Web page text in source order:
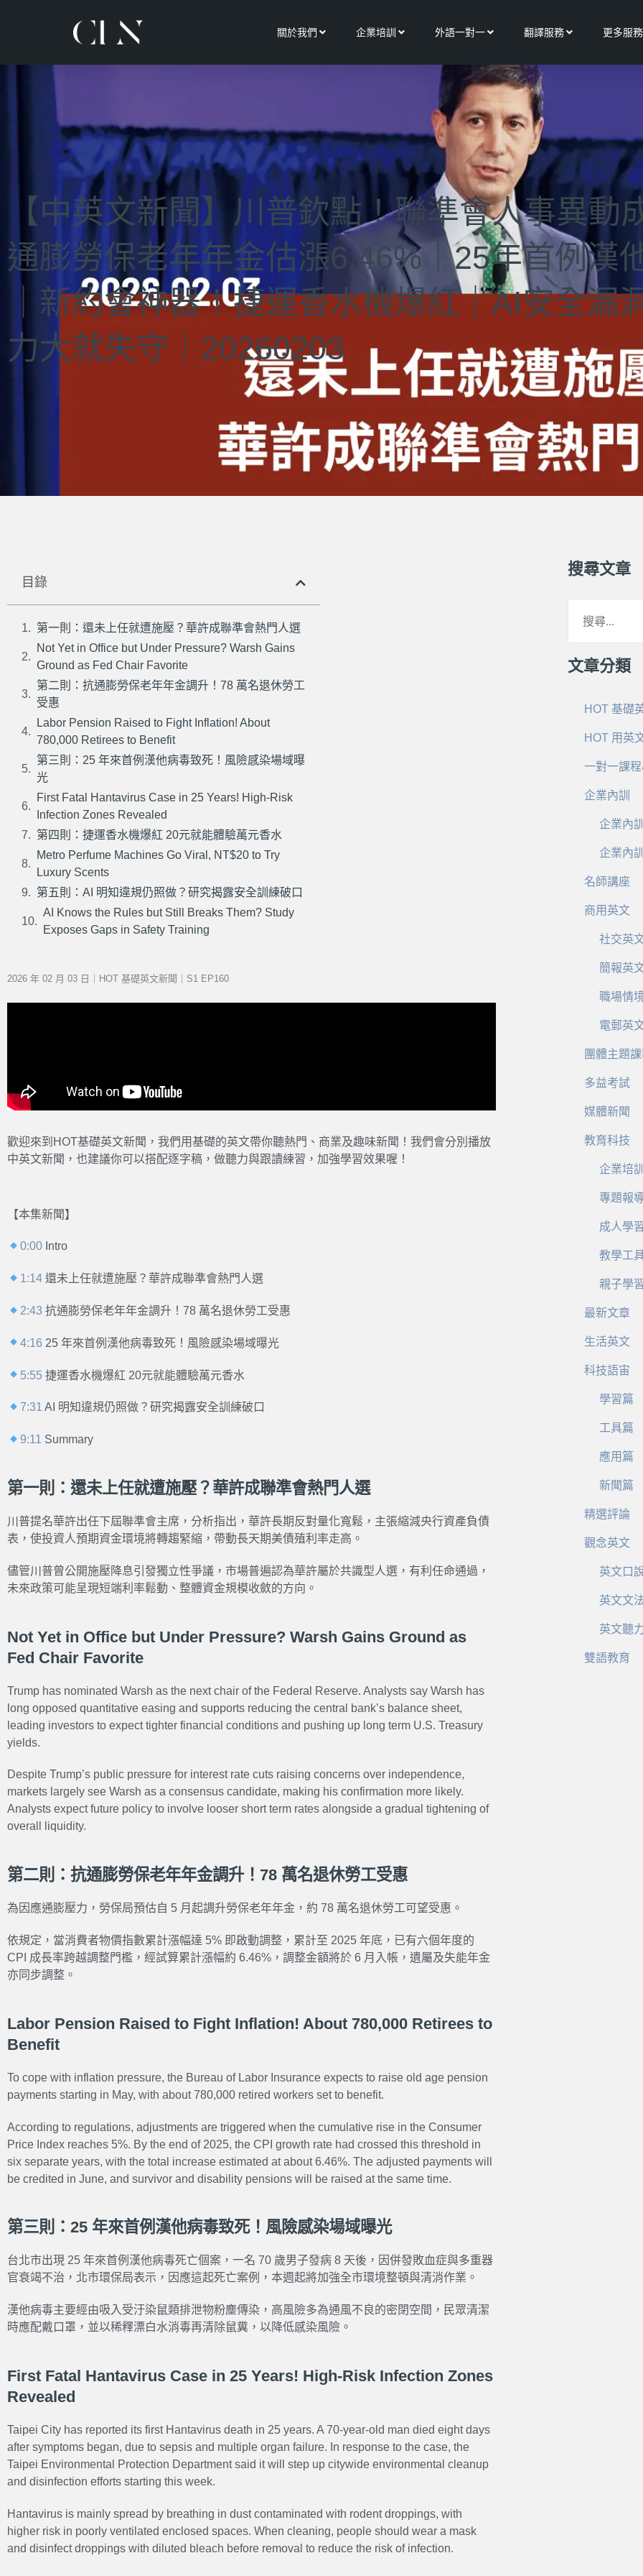
關於我們 Open 關於我們
企業培訓 Open 企業培訓
外語一對一Open 外語一對一
翻譯服務Open 翻譯服務
更多服務
【中英文新聞】川普欽點！聯準會人事異動
通膨勞保老年年金估漲6.46%｜25年首例漢
｜新約會神器！捷運香水機爆紅｜AI安全漏
力大就失守｜20260203
目錄
第一則：還未上任就遭施壓？華許成聯準會熱門人選
Not Yet in Office but Under Pressure? Warsh Gains
Ground as Fed Chair Favorite
第二則：抗通膨勞保老年年金調升！78 萬名退休勞工
受惠
Labor Pension Raised to Fight Inflation! About
780,000 Retirees to Benefit
第三則：25 年來首例漢他病毒致死！風險感染場域曝
光
First Fatal Hantavirus Case in 25 Years! High-Risk
Infection Zones Revealed
第四則：捷運香水機爆紅 20元就能體驗萬元香水
Metro Perfume Machines Go Viral, NT$20 to Try
Luxury Scents
第五則：AI 明知違規仍照做？研究揭露安全訓練破口
AI Knows the Rules but Still Breaks Them? Study
Exposes Gaps in Safety Training
2026 年 02 月 03 日｜HOT 基礎英文新聞｜S1 EP160
歡迎來到HOT基礎英文新聞，我們用基礎的英文帶你聽熱門、商業及趣味新聞！我們會分別播放
中英文新聞，也建議你可以搭配逐字稿，做聽力與跟讀練習，加強學習效果喔！
【本集新聞】
0:00 Intro
1:14 還未上任就遭施壓？華許成聯準會熱門人選
2:43 抗通膨勞保老年年金調升！78 萬名退休勞工受惠
4:16 25 年來首例漢他病毒致死！風險感染場域曝光
5:55 捷運香水機爆紅 20元就能體驗萬元香水
7:31 AI 明知違規仍照做？研究揭露安全訓練破口
9:11 Summary
第一則：還未上任就遭施壓？華許成聯準會熱門人選
川普提名華許出任下屆聯準會主席，分析指出，華許長期反對量化寬鬆，主張縮減央行資產負債
表，使投資人預期資金環境將轉趨緊縮，帶動長天期美債殖利率走高。
儘管川普曾公開施壓降息引發獨立性爭議，市場普遍認為華許屬於共識型人選，有利任命通過，
未來政策可能呈現短端利率鬆動、整體資金規模收斂的方向。
Not Yet in Office but Under Pressure? Warsh Gains Ground as
Fed Chair Favorite
Trump has nominated Warsh as the next chair of the Federal Reserve. Analysts say Warsh has
long opposed quantitative easing and supports reducing the central bank’s balance sheet,
leading investors to expect tighter financial conditions and pushing up long term U.S. Treasury
yields.
Despite Trump’s public pressure for interest rate cuts raising concerns over independence,
markets largely see Warsh as a consensus candidate, making his confirmation more likely.
Analysts expect future policy to involve looser short term rates alongside a gradual tightening of
overall liquidity.
第二則：抗通膨勞保老年年金調升！78 萬名退休勞工受惠
為因應通膨壓力，勞保局預估自 5 月起調升勞保老年年金，約 78 萬名退休勞工可望受惠。
依規定，當消費者物價指數累計漲幅達 5% 即啟動調整，累計至 2025 年底，已有六個年度的
CPI 成長率跨越調整門檻，經試算累計漲幅約 6.46%，調整金額將於 6 月入帳，遺屬及失能年金
亦同步調整。
Labor Pension Raised to Fight Inflation! About 780,000 Retirees to
Benefit
To cope with inflation pressure, the Bureau of Labor Insurance expects to raise old age pension
payments starting in May, with about 780,000 retired workers set to benefit.
According to regulations, adjustments are triggered when the cumulative rise in the Consumer
Price Index reaches 5%. By the end of 2025, the CPI growth rate had crossed this threshold in
six separate years, with the total increase estimated at about 6.46%. The adjusted payments will
be credited in June, and survivor and disability pensions will be raised at the same time.
第三則：25 年來首例漢他病毒致死！風險感染場域曝光
台北市出現 25 年來首例漢他病毒死亡個案，一名 70 歲男子發病 8 天後，因併發敗血症與多重器
官衰竭不治，北市環保局表示，因應這起死亡案例，本週起將加強全市環境整頓與清消作業。
漢他病毒主要經由吸入受汙染鼠類排泄物粉塵傳染，高風險多為通風不良的密閉空間，民眾清潔
時應配戴口罩，並以稀釋漂白水消毒再清除鼠糞，以降低感染風險。
First Fatal Hantavirus Case in 25 Years! High-Risk Infection Zones
Revealed
Taipei City has reported its first Hantavirus death in 25 years. A 70-year-old man died eight days
after symptoms began, due to sepsis and multiple organ failure. In response to the case, the
Taipei Environmental Protection Department said it will step up citywide environmental cleanup
and disinfection efforts starting this week.
Hantavirus is mainly spread by breathing in dust contaminated with rodent droppings, with
higher risk in poorly ventilated enclosed spaces. When cleaning, people should wear a mask
and disinfect droppings with diluted bleach before removal to reduce the risk of infection.
搜尋文章
文章分類
HOT 基礎
HOT 用英
一對一課
企業內訓
企業內
企業內
名師講座
商用英文
社交英
簡報英
職場情
電郵英
團體主題
多益考試
媒體新聞
教育科技
企業培
專題報
成人學
教學工
親子學
最新文章
生活英文
科技語宙
學習篇
工具篇
應用篇
新聞篇
精選評論
觀念英文
英文口
英文文
英文聽
雙語教育